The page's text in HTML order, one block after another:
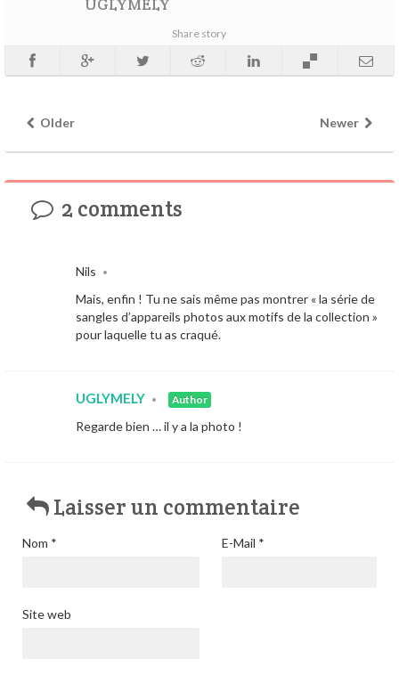
UGLYMELY
Share story
Older Newer
2 comments
Nils •
Mais, enfin ! Tu ne sais même pas montrer « la série de
sangles d’appareils photos aux motifs de la collection »
pour laquelle tu as craqué.
UGLYMELY • Author
Regarde bien … il y a la photo !
Laisser un commentaire
Nom * E-Mail *
Site web